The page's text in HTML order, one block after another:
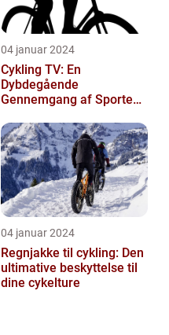
04 januar 2024
Cykling TV: En
Dybdegående
Gennemgang af Sportens
04 januar 2024
Regnjakke til cykling: Den
ultimative beskyttelse til
dine cykelture